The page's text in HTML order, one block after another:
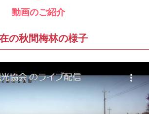
動画のご紹介
の秋間梅林の様子